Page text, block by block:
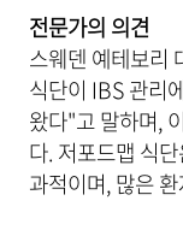
전문가의 의견
스웨덴 예테보리
식단이 IBS 관리
왔다"고 말하며,
다. 저포드맵 식
과적이며, 많은